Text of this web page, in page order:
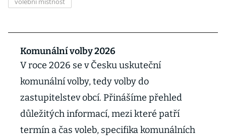
Komunální volby 2026
V roce 2026 se v Česku uskuteční
komunální volby, tedy volby do
zastupitelstev obcí. Přinášíme přehled
důležitých informací, mezi které patří
termín a čas voleb, specifika komunálních